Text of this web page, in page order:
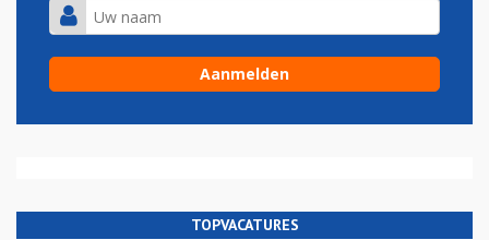
TOPVACATURES